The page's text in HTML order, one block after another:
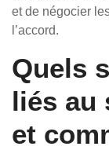
et de négocier
l’accord.
Quels
liés au
et